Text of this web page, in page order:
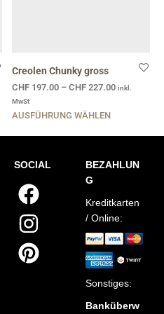
Creolen Chunky gross
CHF 197.00 – CHF 227.00 inkl.
MwSt
AUSFÜHRUNG WÄHLEN
SOCIAL
BEZAHLUN
G
Kreditkarten
/ Online:
Sonstiges:
Banküberw